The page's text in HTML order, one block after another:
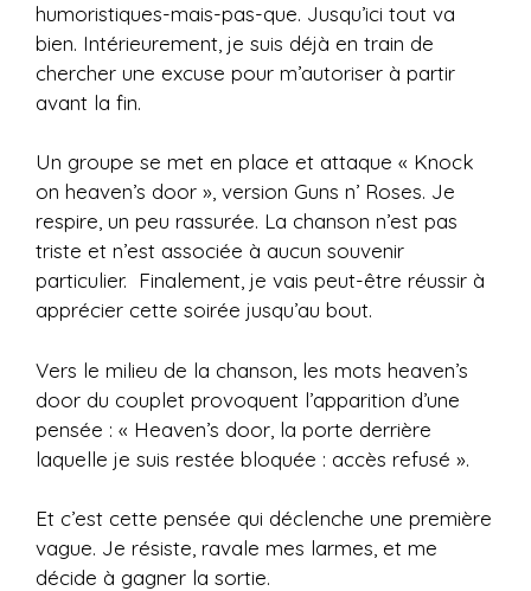
humoristiques-mais-pas-que. Jusqu’ici tout va
bien. Intérieurement, je suis déjà en train de
chercher une excuse pour m’autoriser à partir
avant la fin.
Un groupe se met en place et attaque « Knock
on heaven’s door », version Guns n’ Roses. Je
respire, un peu rassurée. La chanson n’est pas
triste et n’est associée à aucun souvenir
particulier. Finalement, je vais peut-être réussir à
apprécier cette soirée jusqu’au bout.
Vers le milieu de la chanson, les mots heaven’s
door du couplet provoquent l’apparition d’une
pensée : « Heaven’s door, la porte derrière
laquelle je suis restée bloquée : accès refusé ».
Et c’est cette pensée qui déclenche une première
vague. Je résiste, ravale mes larmes, et me
décide à gagner la sortie.